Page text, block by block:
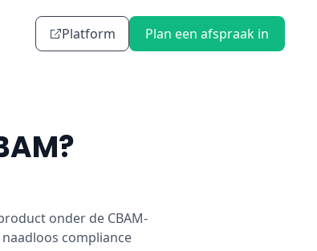
Platform Plan een afspraak in
onder de CBAM-
compliance